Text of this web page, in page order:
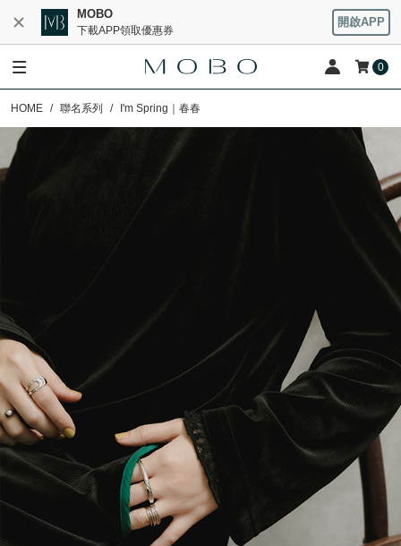
MOBO
下載APP領取優惠券
開啟APP
0
HOME 聯名系列 I'm Spring｜春春